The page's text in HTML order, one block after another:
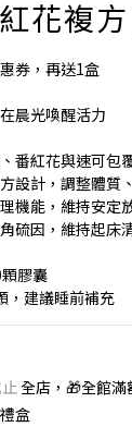
花複
券，再送1盒
晨光喚醒活力
番紅花與速可包
設計，調整體質
機能，維持安定
硫因，維持起床
膠囊
，建議睡前補充
全店，🎁全館滿
盒